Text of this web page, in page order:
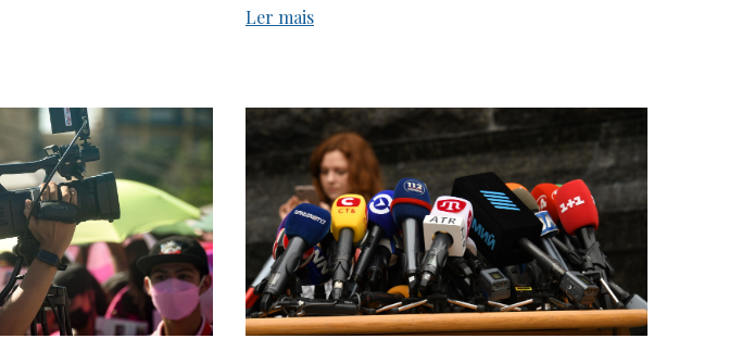
Ler mais